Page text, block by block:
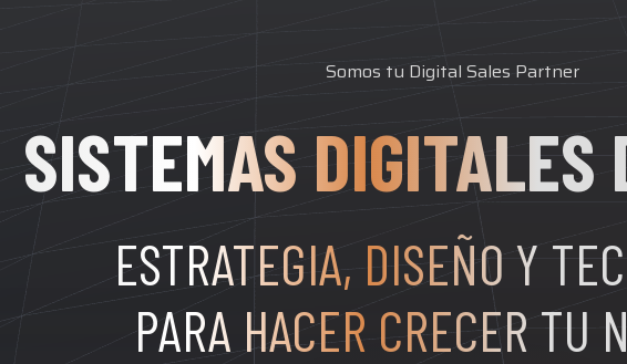
Somos tu Digital Sales Partner
SISTEMAS DIGITALES
ESTRATEGIA, DISEÑO Y
PARA HACER CRECER TU